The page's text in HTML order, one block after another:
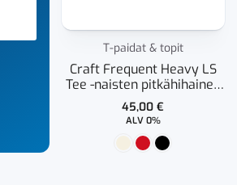
T-paidat & topit
Craft Frequent Heavy LS
Tee -naisten pitkähihainen
t-paita
45,00€
ALV 0%